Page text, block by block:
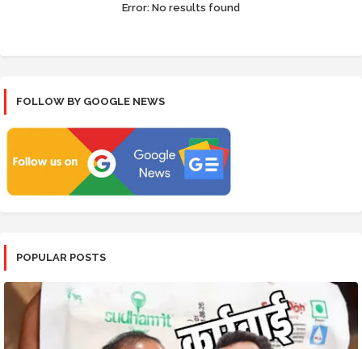
Error: No results found
FOLLOW BY GOOGLE NEWS
POPULAR POSTS